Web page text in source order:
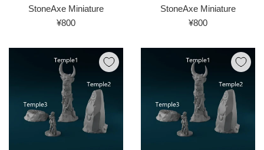
StoneAxe Miniature
通
価
格
¥800
StoneAxe Miniature
通
価
格
¥800